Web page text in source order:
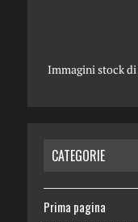
Immagini stock di
CATEGORIE
Prima pagina